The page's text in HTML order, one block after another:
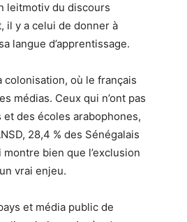
leitmotiv du discours
il y a celui de donner à
langue d’apprentissage.
colonisation, où le français
médias. Ceux qui n’ont pas
des écoles arabophones,
28,4 % des Sénégalais
bien que l’exclusion
vrai enjeu.
et média public de